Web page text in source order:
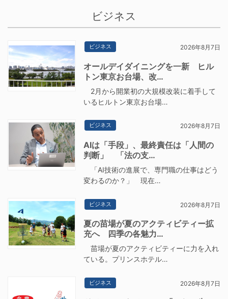
ビジネス
ビジネス 2026年8月7日
オールデイダイニングを一新 ヒル
トン東京お台場、改…
2月から開業初の大規模改装に着手して
いるヒルトン東京お台場…
ビジネス 2026年8月7日
AIは「手段」、最終責任は「人間の
判断」 「法の支…
「AI技術の進展で、専門職の仕事はどう
変わるのか？」 現在…
ビジネス 2026年8月7日
夏の苗場が夏のアクティビティー拡
充へ 四季の各魅力…
苗場が夏のアクティビティーに力を入れ
ている。プリンスホテル…
ビジネス 2026年8月7日